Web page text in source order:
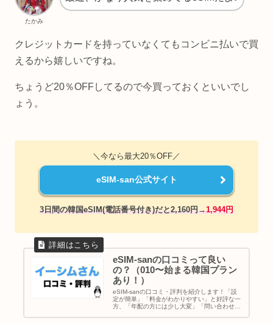
たかみ
クレジットカードを持っていなくてもコンビニ払いで買
えるから嬉しいですね。
ちょうど20％OFFしてるので今買っておくといいでし
ょう。
＼今なら最大20％OFF／
eSIM-san公式サイト
3日間の韓国eSIM(電話番号付き)だと2,160円→1,944円
eSIM-sanの口コミって良い
の？（010〜始まる韓国プラン
あり！）
eSIM-sanの口コミ・評判を紹介します！「設
定が簡単」「料金がわかりやすい」と好評な一
方、「年配の方には少し大変」「問い合わせが